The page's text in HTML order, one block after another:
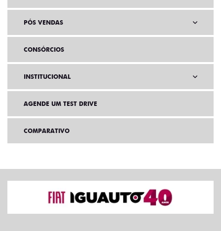
PÓS VENDAS
CONSÓRCIOS
INSTITUCIONAL
AGENDE UM TEST DRIVE
COMPARATIVO